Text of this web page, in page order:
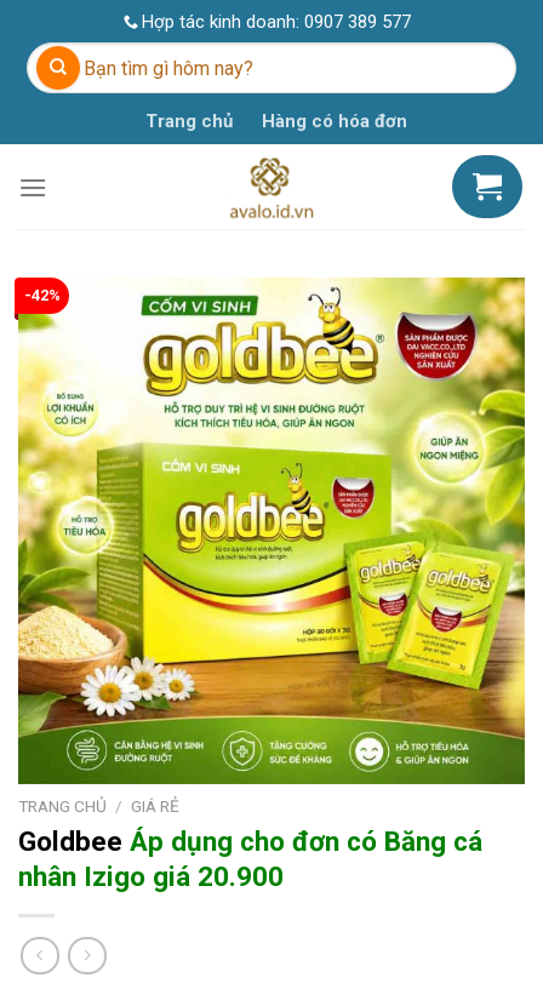
content
Hợp tác kinh doanh: 0907 389 577
Tìm
kiếm:
Trang chủ Hàng có hóa đơn
-42%
TRANG CHỦ / GIÁ RẺ
Goldbee Áp dụng cho đơn có Băng cá
nhân Izigo giá 20.900